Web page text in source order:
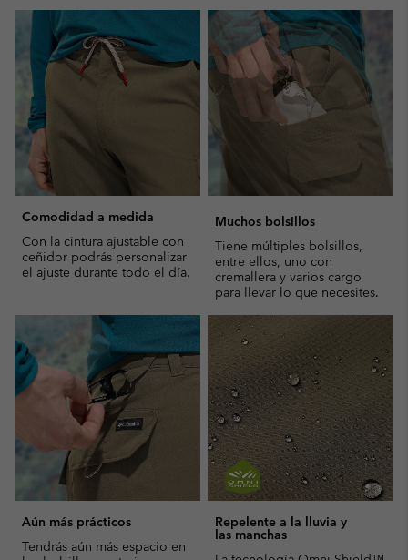
or
Comodidad a medida
Con la cintura ajustable con
ceñidor podrás personalizar
el ajuste durante todo el día.
Muchos bolsillos
Tiene múltiples bolsillos,
entre ellos, uno con
cremallera y varios cargo
para llevar lo que necesites.
Aún más prácticos
Tendrás aún más espacio en
Repelente a la lluvia y
las manchas